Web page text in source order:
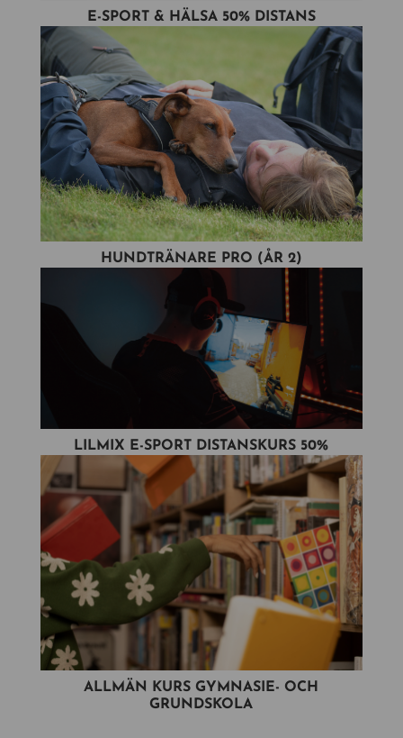
E-SPORT & HÄLSA 50% DISTANS
HUNDTRÄNARE PRO (ÅR 2)
LILMIX E-SPORT DISTANSKURS 50%
ALLMÄN KURS GYMNASIE- OCH
GRUNDSKOLA